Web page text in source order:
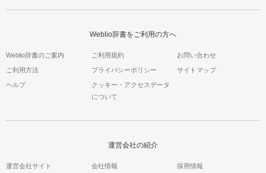
Weblio辞書をご利用の方へ
Weblio辞書のご案内 ご利用規約 お問い合わせ
ご利用方法 プライバシーポリシー サイトマップ
ヘルプ
クッキー・アクセスデータ
について
運営会社の紹介
運営会社サイト 会社情報 採用情報